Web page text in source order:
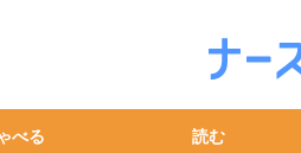
べる 読む